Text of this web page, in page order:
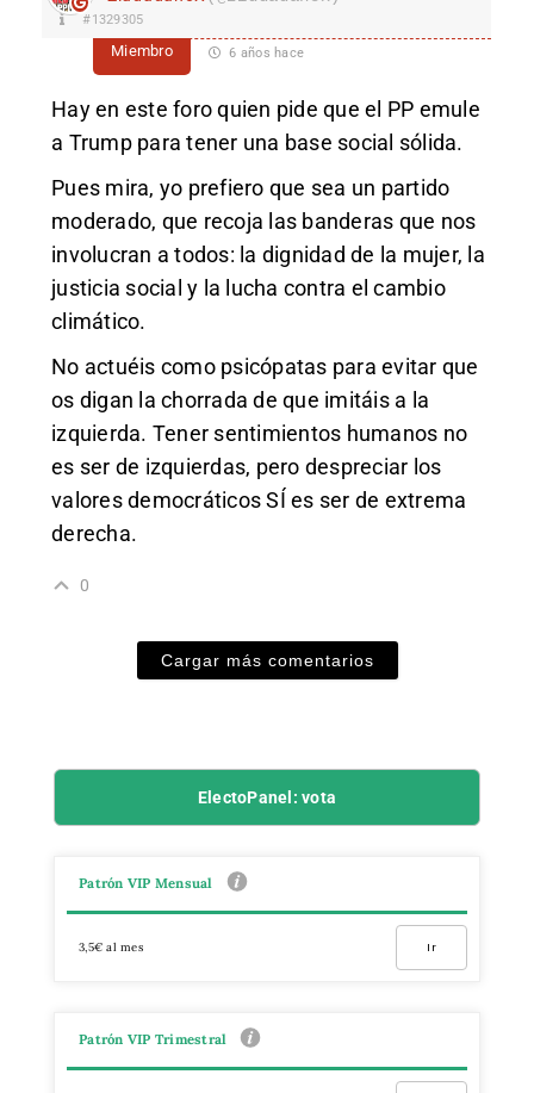
#1329305
Miembro 6 años hace
Hay en este foro quien pide que el PP emule
a Trump para tener una base social sólida.
Pues mira, yo prefiero que sea un partido
moderado, que recoja las banderas que nos
involucran a todos: la dignidad de la mujer, la
justicia social y la lucha contra el cambio
climático.
No actuéis como psicópatas para evitar que
os digan la chorrada de que imitáis a la
izquierda. Tener sentimientos humanos no
es ser de izquierdas, pero despreciar los
valores democráticos SÍ es ser de extrema
derecha.
0
Cargar más comentarios
ElectoPanel: vota
Patrón VIP Mensual
3,5€ al mes Ir
Patrón VIP Trimestral